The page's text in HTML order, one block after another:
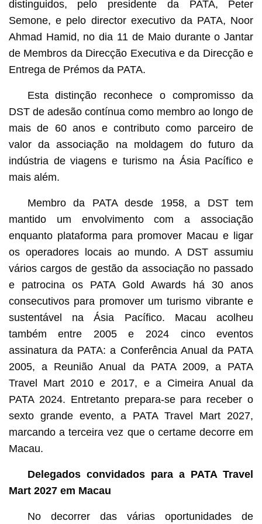
distinguidos, pelo presidente da PATA, Peter
Semone, e pelo director executivo da PATA, Noor
Ahmad Hamid, no dia 11 de Maio durante o Jantar
de Membros da Direcção Executiva e da Direcção e
Entrega de Prémos da PATA.
Esta distinção reconhece o compromisso da
DST de adesão contínua como membro ao longo de
mais de 60 anos e contributo como parceiro de
valor da associação na moldagem do futuro da
indústria de viagens e turismo na Ásia Pacífico e
mais além.
Membro da PATA desde 1958, a DST tem
mantido um envolvimento com a associação
enquanto plataforma para promover Macau e ligar
os operadores locais ao mundo. A DST assumiu
vários cargos de gestão da associação no passado
e patrocina os PATA Gold Awards há 30 anos
consecutivos para promover um turismo vibrante e
sustentável na Ásia Pacífico. Macau acolheu
também entre 2005 e 2024 cinco eventos
assinatura da PATA: a Conferência Anual da PATA
2005, a Reunião Anual da PATA 2009, a PATA
Travel Mart 2010 e 2017, e a Cimeira Anual da
PATA 2024. Entretanto prepara-se para receber o
sexto grande evento, a PATA Travel Mart 2027,
marcando a terceira vez que o certame decorre em
Macau.
Delegados convidados para a PATA Travel
Mart 2027 em Macau
No decorrer das várias oportunidades de